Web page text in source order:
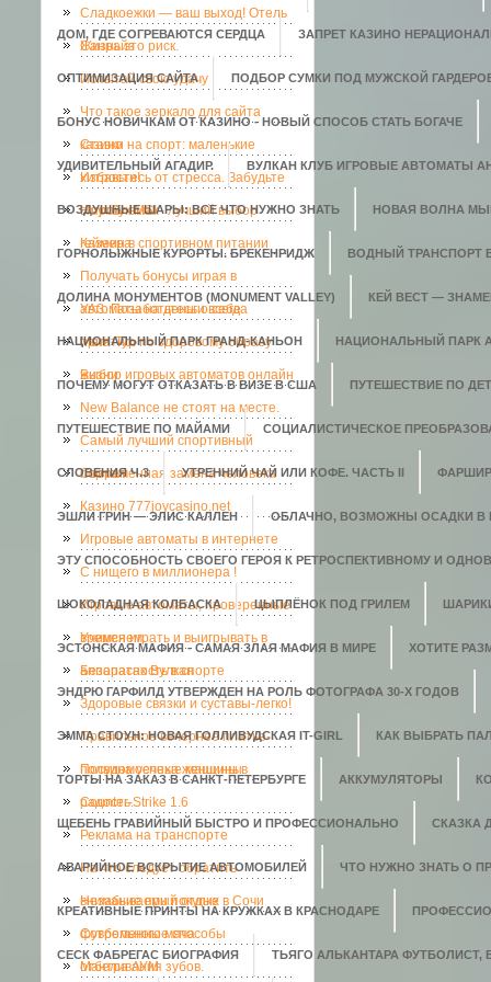
ДОМ, ГДЕ СОГРЕВАЮТСЯ СЕРДЦА ЗАПРЕТ КАЗИНО
ОПТИМИЗАЦИЯ САЙТА ПОДБОР СУМКИ ПОД МУЖСКОЙ
БОНУС НОВИЧКАМ ОТ КАЗИНО - НОВЫЙ СПОСОБ СТАТЬ БОГАЧЕ
УДИВИТЕЛЬНЫЙ АГАДИР. ВУЛКАН КЛУБ ИГРОВЫЕ АВТОМАТЫ
ВОЗДУШНЫЕ ШАРЫ: ВСЕ ЧТО НУЖНО ЗНАТЬ НОВАЯ ВОЛНА
ГОРНОЛЫЖНЫЕ КУРОРТЫ. БРЕКЕНРИДЖ ВОДНЫЙ ТРАНСПОРТ
ДОЛИНА МОНУМЕНТОВ (MONUMENT VALLEY) КЕЙ ВЕСТ —
НАЦИОНАЛЬНЫЙ ПАРК ГРАНД-КАНЬОН НАЦИОНАЛЬНЫЙ ПАРК
ПОЧЕМУ МОГУТ ОТКАЗАТЬ В ВИЗЕ В США ПУТЕШЕСТВИЕ ПО
ПУТЕШЕСТВИЕ ПО МАЙАМИ СОЦИАЛИСТИЧЕСКОЕ
СЛОВЕНИЯ Ч.3 УТРЕННИЙ ЧАЙ ИЛИ КОФЕ. ЧАСТЬ II
ЭШЛИ ГРИН — ЭЛИС КАЛЛЕН ОБЛАЧНО, ВОЗМОЖНЫ ОСАДКИ В
ЭТУ СПОСОБНОСТЬ СВОЕГО ГЕРОЯ К РЕТРОСПЕКТИВНОМУ И
ШОКОЛАДНАЯ КОЛБАСКА ЦЫПЛЁНОК ПОД ГРИЛЕМ
ЭСТОНСКАЯ МАФИЯ - САМАЯ ЗЛАЯ МАФИЯ В МИРЕ ХОТИТЕ
ЭНДРЮ ГАРФИЛД УТВЕРЖДЕН НА РОЛЬ ФОТОГРАФА 30-Х ГОДОВ
ЭММА СТОУН: НОВАЯ ГОЛЛИВУДСКАЯ IT-GIRL КАК ВЫБРАТЬ
ТОРТЫ НА ЗАКАЗ В САНКТ-ПЕТЕРБУРГЕ АККУМУЛЯТОРЫ
ЩЕБЕНЬ ГРАВИЙНЫЙ БЫСТРО И ПРОФЕССИОНАЛЬНО СКАЗКА
АВАРИЙНОЕ ВСКРЫТИЕ АВТОМОБИЛЕЙ ЧТО НУЖНО ЗНАТЬ О
КРЕАТИВНЫЕ ПРИНТЫ НА КРУЖКАХ В КРАСНОДАРЕ
СЕСК ФАБРЕГАС БИОГРАФИЯ ТЬЯГО АЛЬКАНТАРА ФУТБОЛИСТ,
Сладкоежки — ваш выход! Отель
Санрайз
Жизнь это риск.
Испытай свою удачу
Что такое зеркало для сайта
казино
Ставки на спорт: маленькие
хитрости!
Избавьтесь от стресса. Забудьте
о проблемах
Ноутбук MSI - лучший выбор
геймера
Казеин в спортивном питании
Получать бонусы играя в
автоматы на деньги всегда
приятно.
УАЗ. Позаботьтесь о себе
Мега-Тур по здоровому образу
жизни
Выбор игровых автоматов онлайн
New Balance не стоят на месте.
Самый лучший спортивный
портал
Современная замена человека
Казино 777joycasino.net
Игровые автоматы в интернете
C нищего в миллионера !
Игровые автоматы, проверенные
временем.
Учимся играть и выигрывать в
аппаратах Вулкан
Безопасность в спорте
Здоровые связки и суставы-легко!
Правильное вечернее платье-
полвина успеха женщины
Посудомоечные машины в
радость.
Counter-Strike 1.6
Реклама на транспорте
На что следует обратить
внимание при покупке
футбольного мяча
Незабываемый отдых в Сочи
Современные способы
отбеливания зубов.
Мантра АУМ